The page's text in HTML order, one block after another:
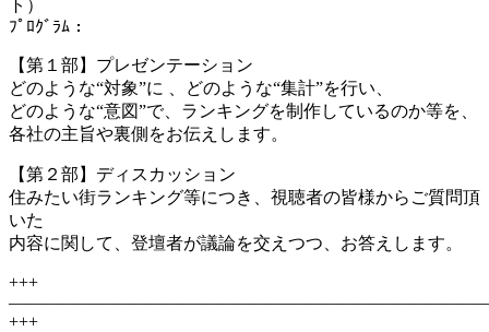
ト）
ﾌﾟﾛｸﾞﾗﾑ：
【第１部】プレゼンテーション
どのような“対象”に 、どのような“集計”を行い、
どのような“意図”で、ランキングを制作しているのか等を、
各社の主旨や裏側をお伝えします。
【第２部】ディスカッション
住みたい街ランキング等につき、視聴者の皆様からご質問頂
いた
内容に関して、登壇者が議論を交えつつ、お答えします。
+++
+++